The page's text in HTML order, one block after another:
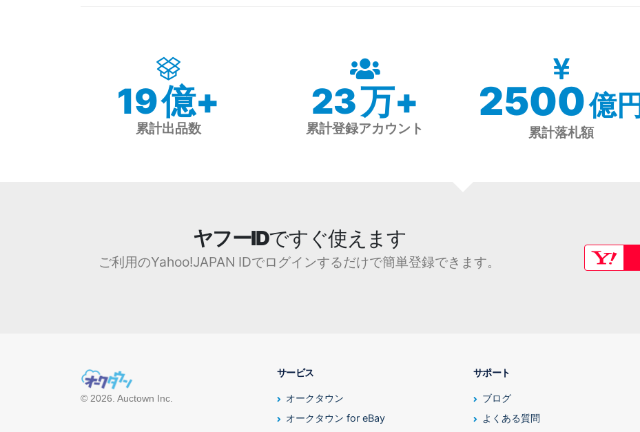
21億+
累計出品数
26万+
累計登録アカウント
2800億円
累計落札額
ヤフーIDですぐ使えます
ご利用のYahoo!JAPAN IDでログインするだけで簡単登録できます。
© 2026. Auctown Inc.
サービス
オークタウン
オークタウン for eBay
サポート
ブログ
よくある質問